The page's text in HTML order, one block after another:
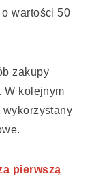
wartości 50
zakupy
W kolejnym
wykorzystany
pierwszą